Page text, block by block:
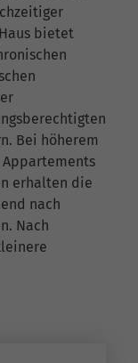
bietet
Bei höherem
Appartements
erhalten die
nach
Nach